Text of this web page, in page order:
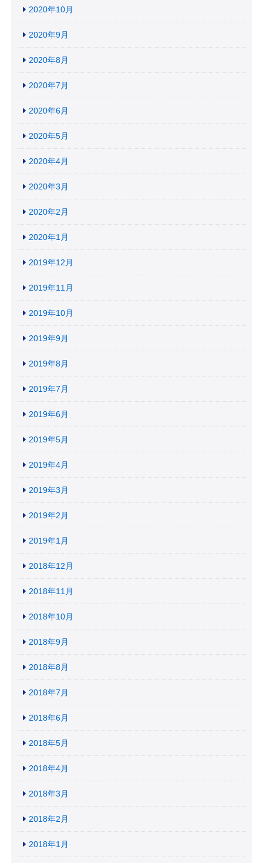
2020年10月
2020年9月
2020年8月
2020年7月
2020年6月
2020年5月
2020年4月
2020年3月
2020年2月
2020年1月
2019年12月
2019年11月
2019年10月
2019年9月
2019年8月
2019年7月
2019年6月
2019年5月
2019年4月
2019年3月
2019年2月
2019年1月
2018年12月
2018年11月
2018年10月
2018年9月
2018年8月
2018年7月
2018年6月
2018年5月
2018年4月
2018年3月
2018年2月
2018年1月